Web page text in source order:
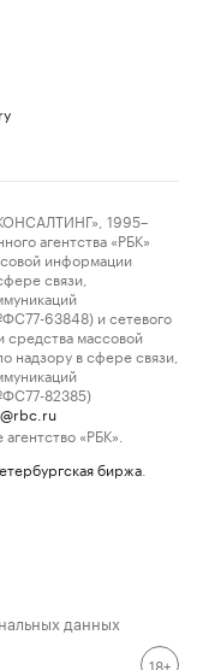
1995–
агентства «РБК»
информации
связи,
63848) и сетевого
средства массовой
надзору в сфере связи,
82385)
«РБК».
биржа
данных
18+